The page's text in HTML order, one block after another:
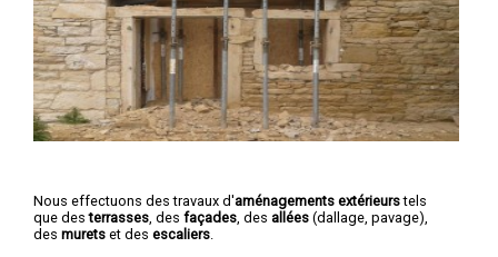
Nous effectuons des travaux d'aménagements extérieurstels
que desterrasses , des façades , des allées (dallage, pavage),
des murets et des escaliers